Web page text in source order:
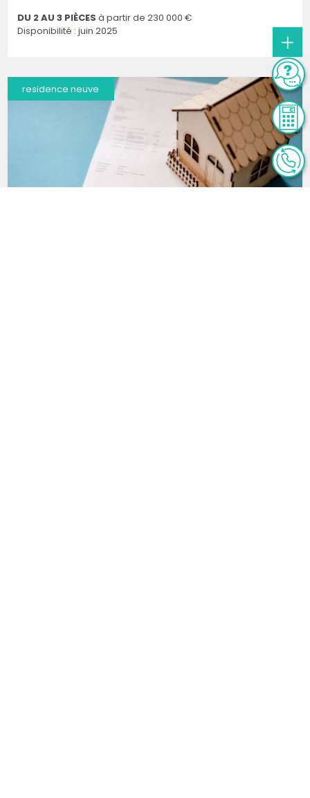
DU 2 AU 3 PIÈCES à partir de 230 000 €
Disponibilité : juin 2025
residence neuve